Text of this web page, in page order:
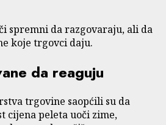
spremni da razgovaraju, ali da
koje trgovci daju.
da reaguju
trgovine saopćili su da
cijena peleta uoči zime,